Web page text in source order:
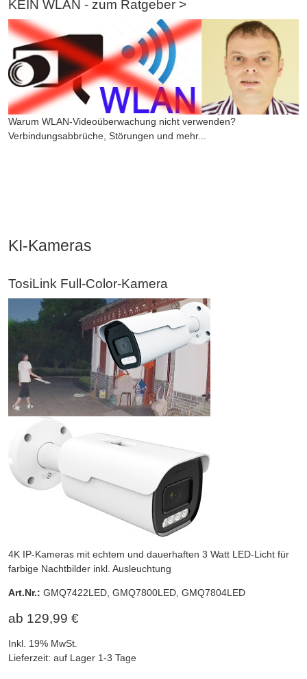
KEIN WLAN - zum Ratgeber >
Warum WLAN-Videoüberwachung nicht verwenden?
Verbindungsabbrüche, Störungen und mehr...
KI-Kameras
TosiLink Full-Color-Kamera
4K IP-Kameras mit echtem und dauerhaften 3 Watt LED-Licht für
farbige Nachtbilder inkl. Ausleuchtung
Art.Nr.: GMQ7422LED, GMQ7800LED, GMQ7804LED
ab 129,99 €
Inkl. 19% MwSt.
Lieferzeit: auf Lager 1-3 Tage